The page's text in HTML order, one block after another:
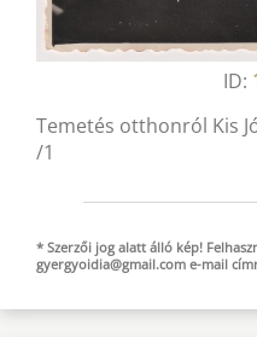
ID:
Temetés otthonról Kis
/1
* Szerzői jog alatt álló kép!
gyergyoidia@gmail.com e-mail